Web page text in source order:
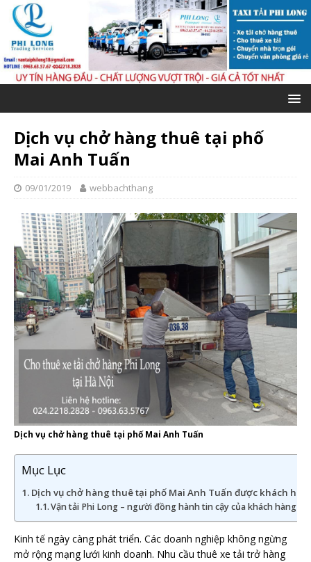
Dịch vụ chở hàng thuê tại phố
Mai Anh Tuấn
09/01/2019 webbachthang
Dịch vụ chở hàng thuê tại phố Mai Anh Tuấn
Mục Lục
Dịch vụ chở hàng thuê tại phố Mai Anh Tuấn được khách
Vận tải Phi Long – người đồng hành tin cậy của khách hàng
Kinh tế ngày càng phát triển. Các doanh nghiệp không ngừng
mở rộng mạng lưới kinh doanh. Nhu cầu thuê xe tải trở hàng